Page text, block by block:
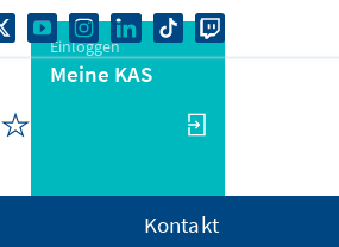
Einloggen
Meine KAS
Kontakt